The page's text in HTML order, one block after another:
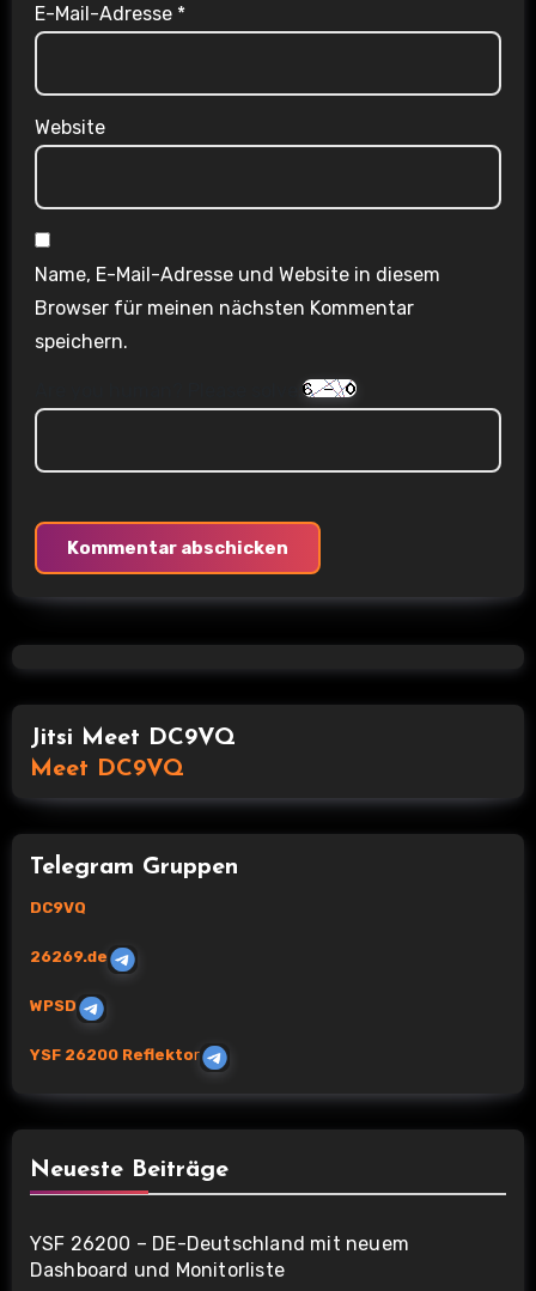
E-Mail-Adresse *
Website
Name, E-Mail-Adresse und Website in diesem
Browser für meinen nächsten Kommentar
speichern.
Are you human? Please solve:
Jitsi Meet DC9VQ
Meet DC9VQ
Telegram Gruppen
DC9VQ
26269.de
WPSD
YSF 26200 Reflektor
Neueste Beiträge
YSF 26200 – DE-Deutschland mit neuem
Dashboard und Monitorliste